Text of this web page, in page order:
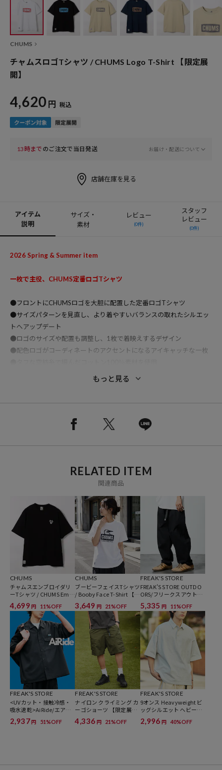
CHUMS
チャムスロゴTシャツ / CHUMS Logo T-Shirt 【限定展
開】
4,620 円 税込
13時まで のご注文で当日発送 お届け・配送について
店舗在庫を見る
アイテム
説明
サイズ・
素材
レビュー
(0件)
スタッフ
レビュー
(0件)
2026 Spring & Summer item
一枚で主役、CHUMS定番ロゴTシャツ
●フロントにCHUMSロゴを大胆に配置した定番ロゴTシャツ
●サイズパターンを見直し、より着やすいバランスの取れたシルエッ
トへアップデート
●ロゴのサイズや配置も調整し、1枚で着映えするデザイン
●配色ロゴがコーディネートのアクセントになるアイキャッチな一枚
●型崩れしにくく耐久性の高いしっかりとした生地感
おすすめコーディネート
キャップやサンダルを合わせればフェスやキャンプにもぴったりの夏
スタイルが完成する一枚です。
※こちらの商品は、弊社管理上のカラーを表記しております為、タグ
のカラー表記と異なる記載となっております。
【サイト表記：タグ表記】
ホワイト：White x Red-W014
ブラック：Black x Blue-K065
ベージュ：Greige x Gray-G109
ネイビー：Navy x Beige-N109
※掲載画像の商品の色味は、屋外や屋内の光の照射や角度により実物
と色味が異なる場合がございます。また表示のサイズ感と実物は若干
異なる場合もございますので、予めご了承ください。
※着用、お取り扱いの際は、商品についている品質表示とアテンショ
ンタグを必ずご確認下さい。
※こちらの商品はオンラインストアでの限定展開となります。
ブランド説明
ド中のサングラス紛失を防ぐ方法はないかと考え、生まれたのが紐で
もっと見る
RELATED ITEM
関連商品
CHUMS
チャムスエンブロイダリ
ーTシャツ / CHUMS Embr
oidery T-Shirt 【限定展
開】
4,699 円 11%OFF
CHUMS
ブービーフェイスTシャツ
/ Booby Face T-Shirt 【限
定展開】
3,649 円 21%OFF
FREAK'S STORE
FREAK'S STORE OUTDO
ORS/フリークスアウトド
アーズ ワイドシルエット
クライミングパンツ/デニ
ム/チノ【限定展開】
5,335 円 11%OFF
FREAK'S STORE
<UVカット・接触冷感・
吸水速乾>AiRide/エアラ
イド リラックスフィット
ショートスリーブ ポケッ
2,937円 51%OFF
FREAK'S STORE
ナイロン クライミング カ
ーゴショーツ 【限定展
開】
4,336 円 21%OFF
FREAK'S STORE
9オンス Heavyweight ビ
ッグシルエット ヘビーウ
ェイト ポロシャツ/オーバ
ーサイズポロ 【限定展
2,996 円 40%OFF